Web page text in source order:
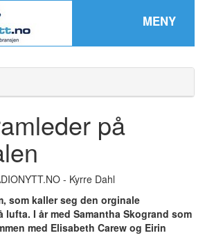
MENY
på
- Kyrre Dahl
som kaller seg den orginale
lufta. I år med Samantha Skogrand som
med Elisabeth Carew og Eirin